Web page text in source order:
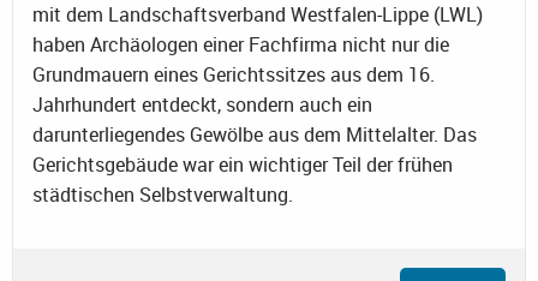
mit dem Landschaftsverband Westfalen-Lippe (LWL)
haben Archäologen einer Fachfirma nicht nur die
Grundmauern eines Gerichtssitzes aus dem 16.
Jahrhundert entdeckt, sondern auch ein
darunterliegendes Gewölbe aus dem Mittelalter. Das
Gerichtsgebäude war ein wichtiger Teil der frühen
städtischen Selbstverwaltung.